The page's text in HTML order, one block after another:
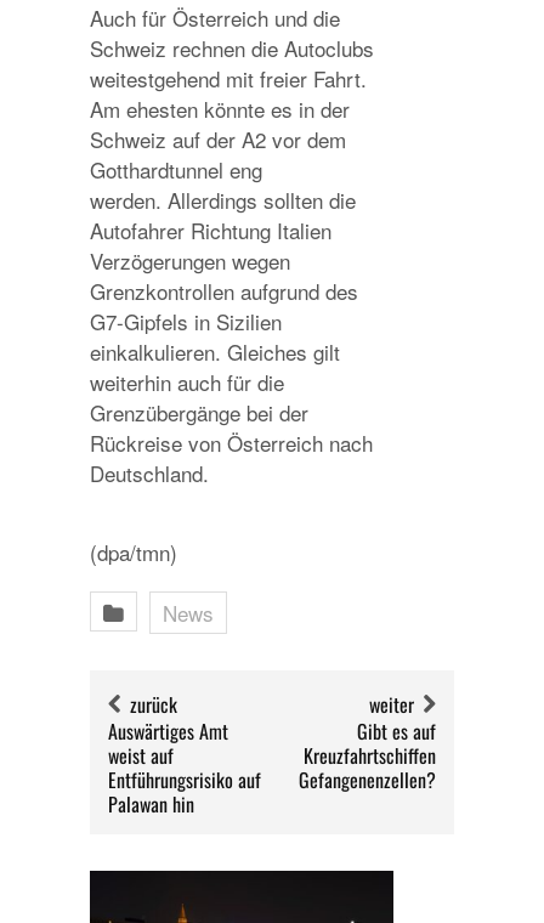
Auch für Österreich und die
Schweiz rechnen die Autoclubs
weitestgehend mit freier Fahrt.
Am ehesten könnte es in der
Schweiz auf der A2 vor dem
Gotthardtunnel eng
werden. Allerdings sollten die
Autofahrer Richtung Italien
Verzögerungen wegen
Grenzkontrollen aufgrund des
G7-Gipfels in Sizilien
einkalkulieren. Gleiches gilt
weiterhin auch für die
Grenzübergänge bei der
Rückreise von Österreich nach
Deutschland.
(dpa/tmn)
News
zurück
Auswärtiges Amt
weist auf
Entführungsrisiko auf
Palawan hin
weiter
Gibt es auf
Kreuzfahrtschiffen
Gefangenenzellen?